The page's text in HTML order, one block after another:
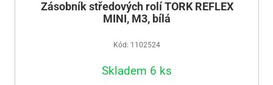
Zásobník středových rolí TORK REFLEX
MINI, M3, bílá
Kód: 1102524
Skladem 6 ks